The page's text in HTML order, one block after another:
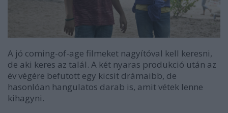
A jó coming-of-age filmeket nagyítóval kell keresni,
de aki keres az talál. A két nyaras produkció után az
év végére befutott egy kicsit drámaibb, de
hasonlóan hangulatos darab is, amit vétek lenne
kihagyni.